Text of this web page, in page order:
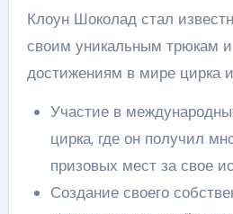
Клоун Шоколад стал
своим уникальным трюкам
достижениям в мире цирка
Участие в
цирка, где он получил
призовых мест за свое
Создание своего